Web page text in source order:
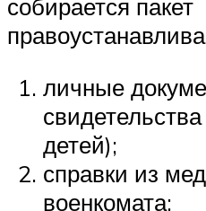
собирается пакет
личные
детей);
справки из
военкомата;